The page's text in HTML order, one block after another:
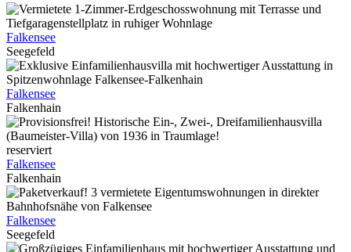
Falkensee
Seegefeld
Falkensee
Falkenhain
reserviert
Falkensee
Falkenhain
Falkensee
Seegefeld